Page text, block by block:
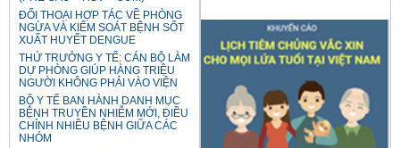
ĐỐI THOẠI HỢP TÁC VỀ PHÒNG
NGỪA VÀ KIỂM SOÁT BỆNH SỐT
XUẤT HUYẾT DENGUE
THỨ TRƯỞNG Y TẾ: CÁN BỘ LÀM
DỰ PHÒNG GIÚP HÀNG TRIỆU
NGƯỜI KHÔNG PHẢI VÀO VIỆN
BỘ Y TẾ BAN HÀNH DANH MỤC
BỆNH TRUYỀN NHIỄM MỚI, ĐIỀU
CHỈNH NHIỀU BỆNH GIỮA CÁC
NHÓM